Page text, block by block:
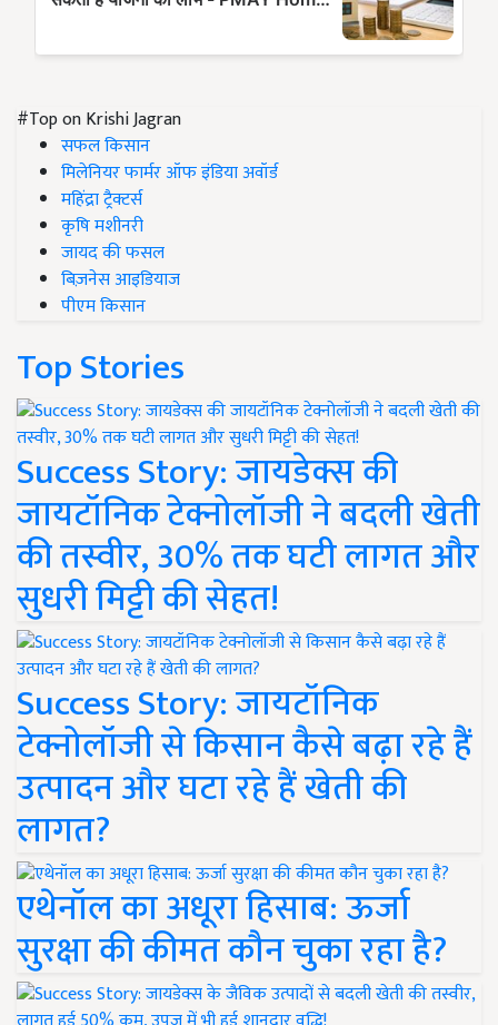
#Top on Krishi Jagran
सफल किसान
मिलेनियर फार्मर ऑफ इंडिया अवॉर्ड
महिंद्रा ट्रैक्टर्स
कृषि मशीनरी
जायद की फसल
बिज़नेस आइडियाज
पीएम किसान
Top Stories
Success Story: जायडेक्स की
जायटॉनिक टेक्नोलॉजी ने बदली खेती
की तस्वीर, 30% तक घटी लागत और
सुधरी मिट्टी की सेहत!
Success Story: जायटॉनिक
टेक्नोलॉजी से किसान कैसे बढ़ा रहे हैं
उत्पादन और घटा रहे हैं खेती की
लागत?
एथेनॉल का अधूरा हिसाब: ऊर्जा
सुरक्षा की कीमत कौन चुका रहा है?